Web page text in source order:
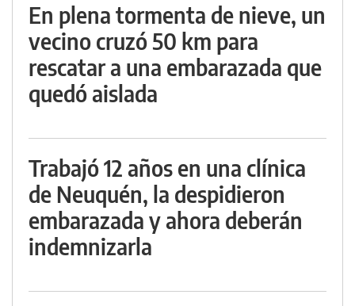
En plena tormenta de nieve, un
vecino cruzó 50 km para
rescatar a una embarazada que
quedó aislada
Trabajó 12 años en una clínica
de Neuquén, la despidieron
embarazada y ahora deberán
indemnizarla